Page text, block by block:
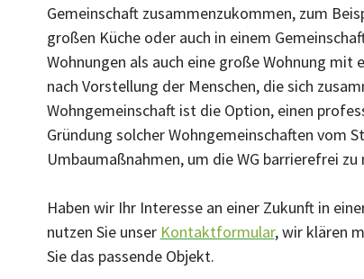
Gemeinschaft zusammenzukommen, zum
großen Küche oder auch in einem
Wohnungen als auch eine große Wohnung
nach Vorstellung der Menschen, die sich
Wohngemeinschaft ist die Option, einen
Gründung solcher Wohngemeinschaften vom
Umbaumaßnahmen, um die WG barrierefrei
Haben wir Ihr Interesse an einer Zukunft in
nutzen Sie unser Kontaktformular, wir klären
Sie das passende Objekt.